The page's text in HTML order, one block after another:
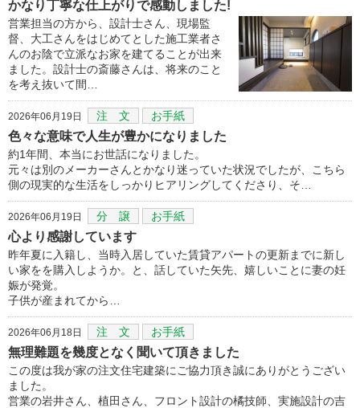
かなり丁寧な仕上がりで感動しました!
営業担当の方から、設計士さん、現場監
督、大工さんをはじめてとした施工業者さ
んのお陰で立派なお家を建てることが出来
ました。設計士の斎藤さんは、将来のこと
を考え抜いて間…
2026年06月19日 注 文 お手紙
色々な意味で人生が豊かになりました
約1年間、本当にお世話になりました。
元々は別のメーカーさんとかなり迷っていた状況でしたが、こちら
側の現実的な生活をしっかりヒアリングしてくださり、そ…
2026年06月19日 分 譲 お手紙
心より感謝しています
昨年夏に入籍し、当時入居していた賃貸アパートの更新までに新し
い家をを購入しようか。と、話していた矢先、嬉しいことに妻の妊
娠が発覚。
子供が産まれてから…
2026年06月18日 注 文 お手紙
無理難題を幾度となく聞いて頂きました
この度は我が家の注文住宅建築にご協力頂き誠にありがとうござい
ました。
営業の岩井さん、植田さん、フロント設計の橘技師、実施設計の吉